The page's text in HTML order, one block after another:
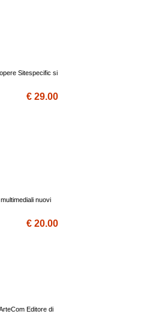
Sitespecific si
€ 29.00
nuovi
€ 20.00
Editore di